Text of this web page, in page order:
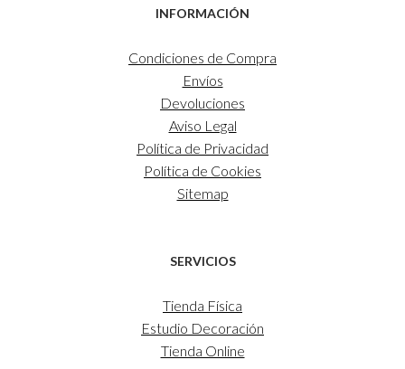
INFORMACIÓN
Condiciones de Compra
Envíos
Devoluciones
Aviso Legal
Política de Privacidad
Política de Cookies
Sitemap
SERVICIOS
Tienda Física
Estudio Decoración
Tienda Online